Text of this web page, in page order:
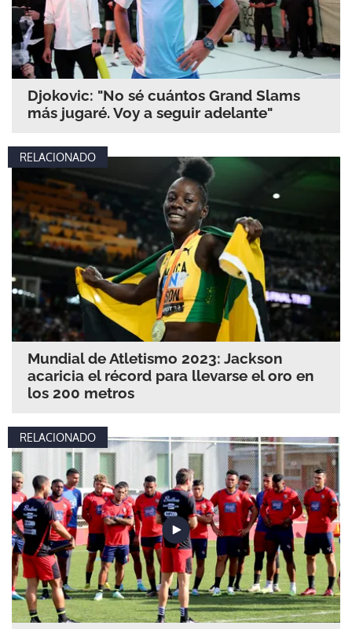
Djokovic: "No sé cuántos Grand Slams
más jugaré. Voy a seguir adelante"
RELACIONADO
Mundial de Atletismo 2023: Jackson
acaricia el récord para llevarse el oro en
los 200 metros
RELACIONADO